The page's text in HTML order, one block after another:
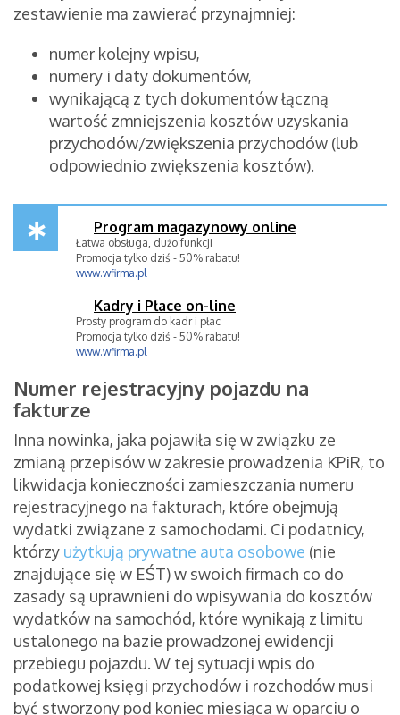
zestawienie ma zawierać przynajmniej:
numer kolejny wpisu,
numery i daty dokumentów,
wynikającą z tych dokumentów łączną
wartość zmniejszenia kosztów uzyskania
przychodów/zwiększenia przychodów (lub
odpowiednio zwiększenia kosztów).
Program magazynowy online
Łatwa obsługa, dużo funkcji
Promocja tylko dziś - 50% rabatu!
www.wfirma.pl
Kadry i Płace on-line
Prosty program do kadr i płac
Promocja tylko dziś - 50% rabatu!
www.wfirma.pl
Numer rejestracyjny pojazdu na
fakturze
Inna nowinka, jaka pojawiła się w związku ze
zmianą przepisów w zakresie prowadzenia KPiR, to
likwidacja konieczności zamieszczania numeru
rejestracyjnego na fakturach, które obejmują
wydatki związane z samochodami. Ci podatnicy,
którzy użytkują prywatne auta osobowe (nie
znajdujące się w EŚT) w swoich firmach co do
zasady są uprawnieni do wpisywania do kosztów
wydatków na samochód, które wynikają z limitu
ustalonego na bazie prowadzonej ewidencji
przebiegu pojazdu. W tej sytuacji wpis do
podatkowej księgi przychodów i rozchodów musi
być stworzony pod koniec miesiąca w oparciu o